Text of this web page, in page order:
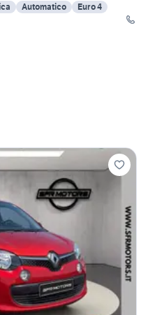
Automatico
Euro 4